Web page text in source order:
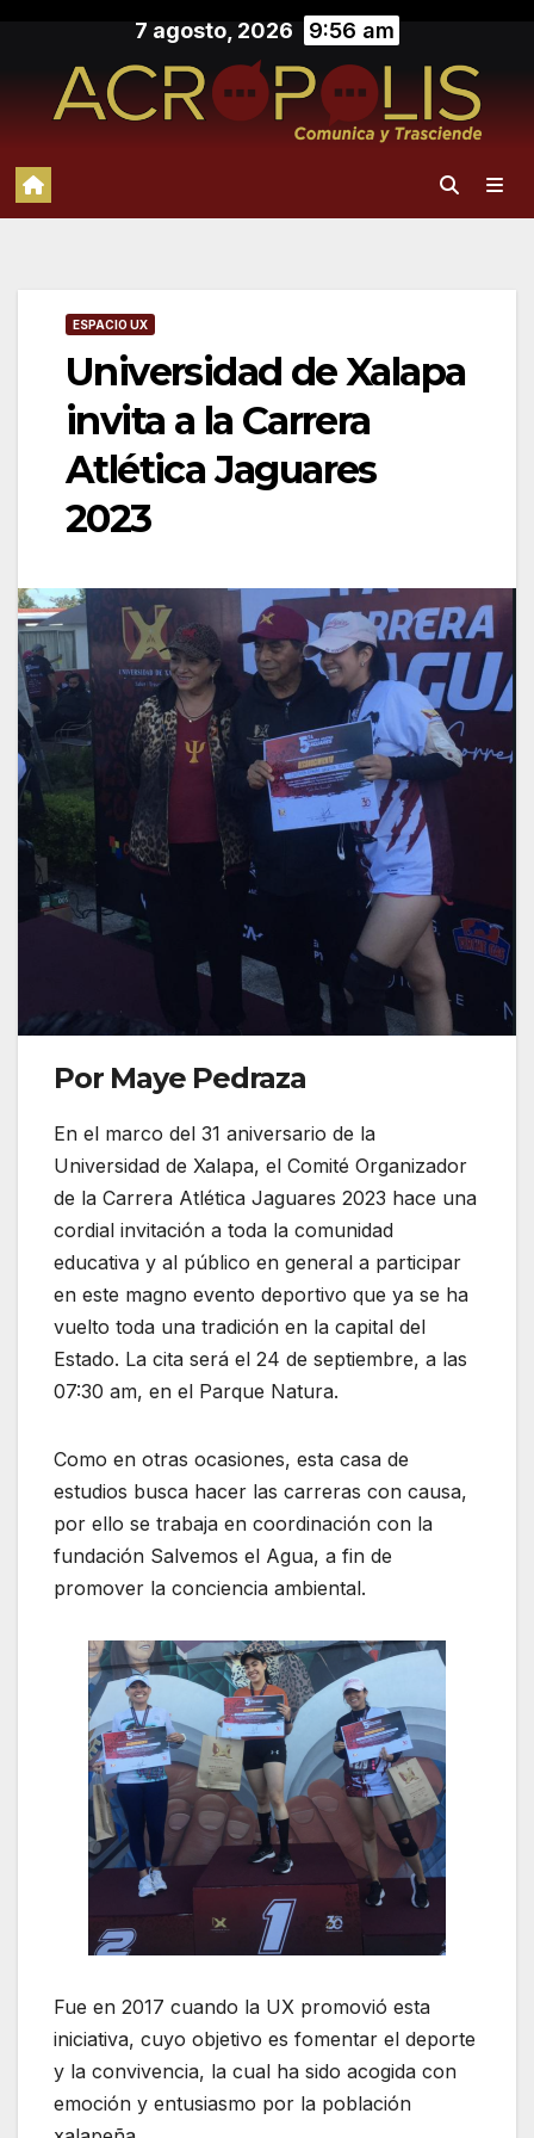
contenido
7 agosto, 2026 9:56 am
ESPACIO UX
Universidad de Xalapa
invita a la Carrera
Atlética Jaguares
2023
Por Maye Pedraza
En el marco del 31 aniversario de la
Universidad de Xalapa, el Comité Organizador
de la Carrera Atlética Jaguares 2023 hace una
cordial invitación a toda la comunidad
educativa y al público en general a participar
en este magno evento deportivo que ya se ha
vuelto toda una tradición en la capital del
Estado. La cita será el 24 de septiembre, a las
07:30 am, en el Parque Natura.
Como en otras ocasiones, esta casa de
estudios busca hacer las carreras con causa,
por ello se trabaja en coordinación con la
fundación Salvemos el Agua, a fin de
promover la conciencia ambiental.
Fue en 2017 cuando la UX promovió esta
iniciativa, cuyo objetivo es fomentar el deporte
y la convivencia, la cual ha sido acogida con
emoción y entusiasmo por la población